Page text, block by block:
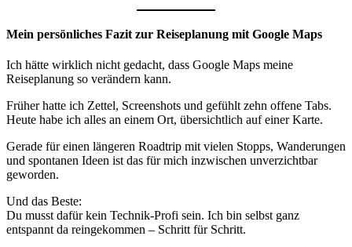
Mein persönliches Fazit zur Reiseplanung mit Google Maps
Ich hätte wirklich nicht gedacht, dass Google Maps meine
Reiseplanung so verändern kann.
Früher hatte ich Zettel, Screenshots und gefühlt zehn offene Tabs.
Heute habe ich alles an einem Ort, übersichtlich auf einer Karte.
Gerade für einen längeren Roadtrip mit vielen Stopps, Wanderungen
und spontanen Ideen ist das für mich inzwischen unverzichtbar
geworden.
Und das Beste:
Du musst dafür kein Technik-Profi sein. Ich bin selbst ganz
entspannt da reingekommen – Schritt für Schritt.